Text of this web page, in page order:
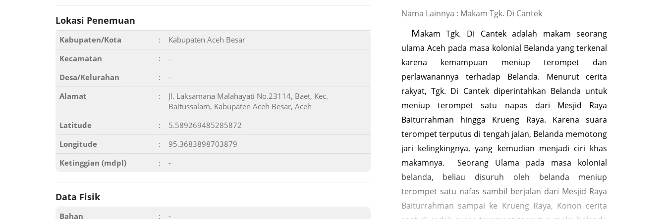
Lokasi Penemuan
Kabupaten/Kota :
Kabupaten Aceh Besar
Kecamatan
:
-
Desa/Kelurahan
:
-
Alamat
:
Jl. Laksamana Malahayati No.23114, Baet, Kec.
Baitussalam, Kabupaten Aceh Besar, Aceh
Latitude
:
5.589269485285872
Longitude
:
95.3683898703879
Ketinggian (mdpl)
: -
Data Fisik
Bahan :
-
Nama Lainnya : Makam Tgk. Di Cantek
Makam Tgk. Di Cantek adalah makam seorang
ulama Aceh pada masa kolonial Belanda yang terkenal
karena kemampuan meniup terompet dan
perlawanannya terhadap Belanda. Menurut cerita
rakyat, Tgk. Di Cantek diperintahkan Belanda untuk
meniup terompet satu napas dari Mesjid Raya
Baiturrahman hingga Krueng Raya. Karena suara
terompet terputus di tengah jalan, Belanda memotong
jari kelingkingnya, yang kemudian menjadi ciri khas
makamnya. Seorang Ulama pada masa kolonial
belanda, beliau disuruh oleh belanda meniup
terompet satu nafas sambil berjalan dari Mesjid Raya
Baiturrahman sampai ke Krueng Raya, Konon cerita